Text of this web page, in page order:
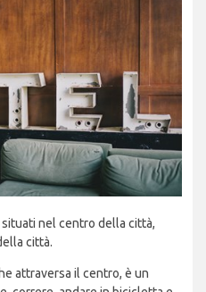
nel centro della città,
città.
attraversa il centro, è un